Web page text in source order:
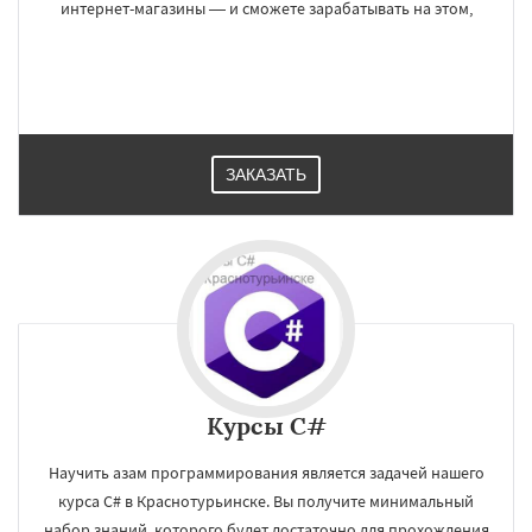
регионам
интернет-магазины — и сможете зарабатывать на этом,
ЗАКАЗАТЬ
Курсы C#
Научить азам программирования является задачей нашего
курса C# в Краснотурьинске. Вы получите минимальный